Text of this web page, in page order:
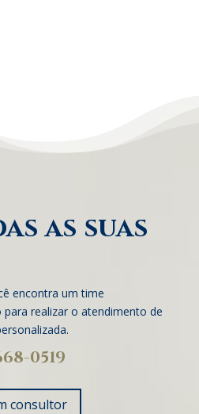
as suas
encontra um time
realizar o atendimento de
0519
consultor